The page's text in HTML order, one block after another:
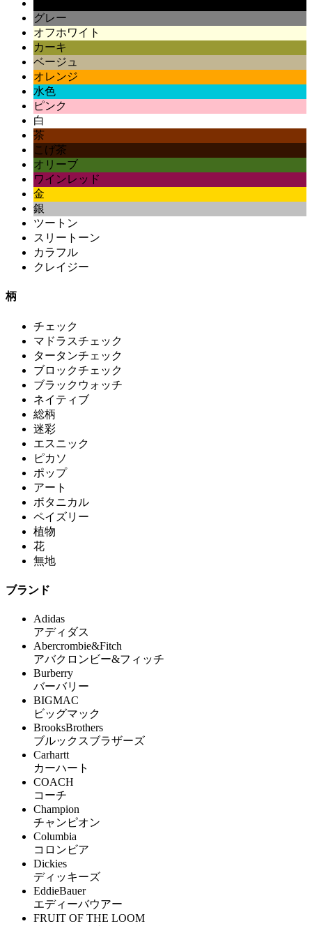
グレー
オフホワイト
カーキ
ベージュ
オレンジ
水色
ピンク
白
茶
こげ茶
オリーブ
ワインレッド
金
銀
ツートン
スリートーン
カラフル
クレイジー
柄
チェック
マドラスチェック
タータンチェック
ブロックチェック
ブラックウォッチ
ネイティブ
総柄
迷彩
エスニック
ピカソ
ポップ
アート
ボタニカル
ペイズリー
植物
花
無地
ブランド
Adidas
アディダス
Abercrombie&Fitch
アバクロンビー&フィッチ
Burberry
バーバリー
BIGMAC
ビッグマック
BrooksBrothers
ブルックスブラザーズ
Carhartt
カーハート
COACH
コーチ
Champion
チャンピオン
Columbia
コロンビア
Dickies
ディッキーズ
EddieBauer
エディーバウアー
FRUIT OF THE LOOM